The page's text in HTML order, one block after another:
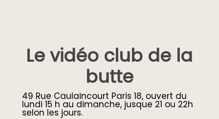
Le vidéo club de la
butte
49 Rue Caulaincourt Paris 18, ouvert du
lundi 15 h au dimanche, jusque 21 ou 22h
selon les jours.